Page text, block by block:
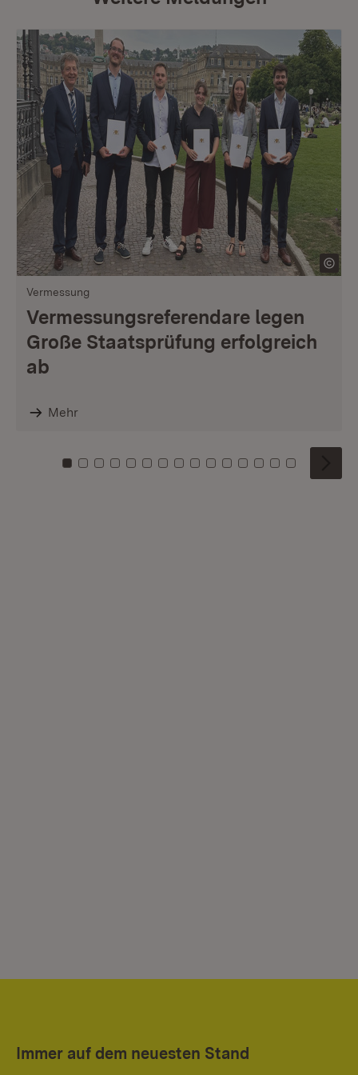
Vermessung
Vermessungsreferendare legen
Große Staatsprüfung erfolgreich
ab
Mehr
Zu Kachel: 0
Zu Kachel: 1
Zu Kachel: 2
Zu Kachel: 3
Zu Kachel: 4
Zu Kachel: 5
Zu Kachel: 6
Zu Kachel: 7
Zu Kachel: 8
Zu Kachel: 9
Zu Kachel: 10
Zu Kachel: 11
Zu Kachel: 12
Zu Kachel:
Zu
Immer auf dem neuesten Stand